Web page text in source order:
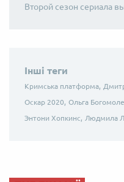
Второй сезон сериала
Інші теги
Кримська платформа,
Оскар 2020, Ольга
Энтони Хопкинс, Людмила